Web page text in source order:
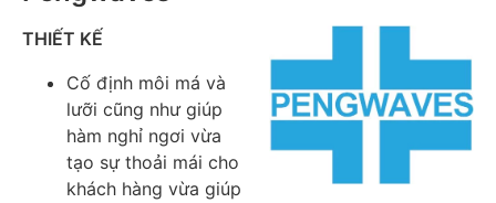
THIẾT KẾ
Cố định môi má và
lưỡi cũng như giúp
hàm nghỉ ngơi vừa
tạo sự thoải mái cho
khách hàng vừa giúp